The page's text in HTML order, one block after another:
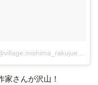
家さんが沢山！